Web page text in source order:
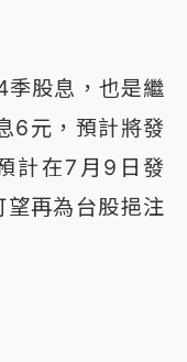
股息，也是繼
6元，預計將發
計在7月9日發
再為台股挹注